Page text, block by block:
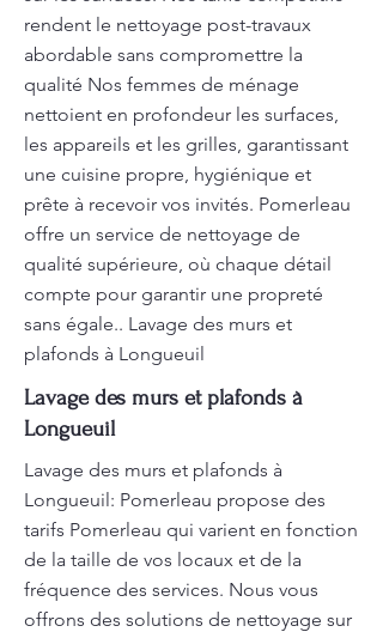
rendent le nettoyage post-travaux
abordable sans compromettre la
qualité Nos femmes de ménage
nettoient en profondeur les surfaces,
les appareils et les grilles, garantissant
une cuisine propre, hygiénique et
prête à recevoir vos invités. Pomerleau
offre un service de nettoyage de
qualité supérieure, où chaque détail
compte pour garantir une propreté
sans égale.. Lavage des murs et
plafonds à Longueuil
Lavage des murs et plafonds à
Longueuil
Lavage des murs et plafonds à
Longueuil: Pomerleau propose des
tarifs Pomerleau qui varient en fonction
de la taille de vos locaux et de la
fréquence des services. Nous vous
offrons des solutions de nettoyage sur